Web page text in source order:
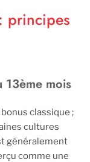
principes
13ème mois
classique ;
cultures
généralement
comme une